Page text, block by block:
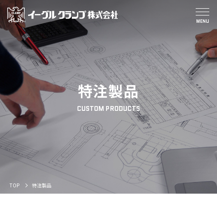
TOP 特注製品
特注製品
CUSTOM PRODUCTS